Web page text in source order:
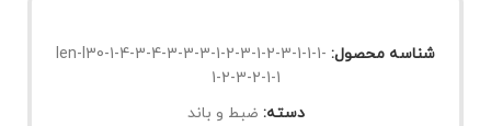
شناسه محصول: len-l30-1-4-3-4-3-3-3-1-2-3-1-2-3-1-1-1-
1-2-3-2-1-1
دسته: ضبط و باند